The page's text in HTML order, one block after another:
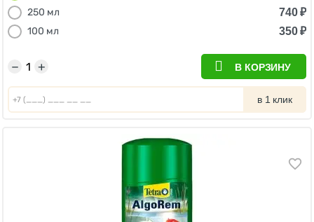
250 мл
740₽
100 мл
350₽
+
− В КОРЗИНУ
в 1 клик